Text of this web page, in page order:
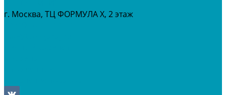
г. Москва, ТЦ ФОРМУЛА Х, 2 этаж